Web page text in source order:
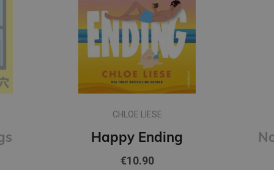
CHLOE LIESE
Happy Ending
€10.90